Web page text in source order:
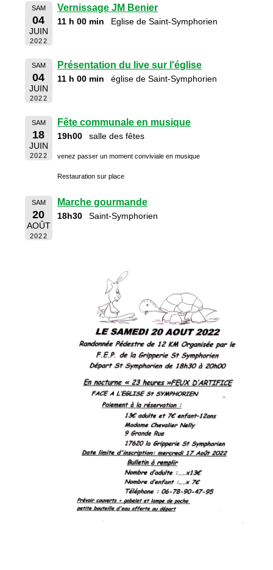
SAM
04
JUIN
2022
Vernissage JM Benier
11 h 00 min Eglise de Saint-Symphorien
SAM
04
JUIN
2022
Présentation du live sur l'église
11 h 00 min église de Saint-Symphorien
SAM
18
JUIN
2022
Fête communale en musique
19h00 salle des fêtes
venez passer un moment conviviale en musique
Restauration sur place
SAM
20
AOÛT
2022
Marche gourmande
18h30 Saint-Symphorien